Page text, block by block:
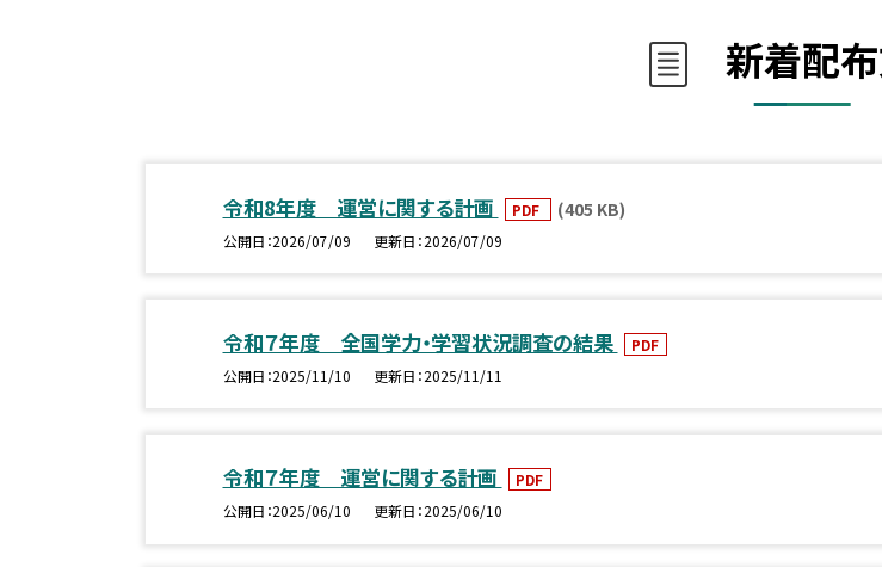
新着配
令和8年度 運営に関する計画 PDF (405 KB)
公開日 2026/07/09 更新日 2026/07/09
令和７年度 全国学力・学習状況調査の結果
PDF
公開日 2025/11/10 更新日 2025/11/11
令和７年度 運営に関する計画
PDF
公開日 2025/06/10 更新日 2025/06/10